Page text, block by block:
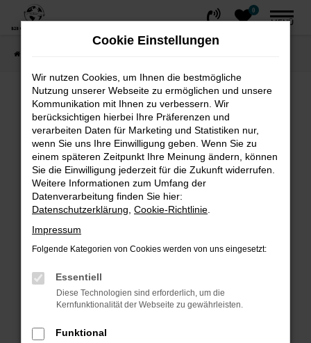
Zum
springen
0
MENÜ
Fehler: Network Error
Beim Laden ist ein Fehler aufgetreten.
Hier sind ein paar Tipps, die dir helfen können:
Überprüfe deine Firewall und deine
Internetverbindung.
Laden andere Webseiten, zum Beispiel
Prüfe deine Browsererweiterungen.
können das Laden bestimmter Seiten
verhindern. Funktioniert die Seite in einem
anderen Browser oder in einem privaten
Fenster?
Cookie Einstellungen
Wir nutzen Cookies, um Ihnen die bestmögliche
Nutzung unserer Webseite zu ermöglichen und unsere
Kommunikation mit Ihnen zu verbessern. Wir
berücksichtigen hierbei Ihre Präferenzen und
verarbeiten Daten für Marketing und Statistiken nur,
wenn Sie uns Ihre Einwilligung geben. Wenn Sie zu
einem späteren Zeitpunkt Ihre Meinung ändern, können
Sie die Einwilligung jederzeit für die Zukunft widerrufen.
Weitere Informationen zum Umfang der
Datenverarbeitung finden Sie hier:
Datenschutzerklärung Cookie-Richtlinie
Impressum
Folgende Kategorien von Cookies werden von uns eingesetzt:
Essentiell
Diese Technologien sind erforderlich, um die
Kernfunktionalität der Webseite zu gewährleisten.
Funktional